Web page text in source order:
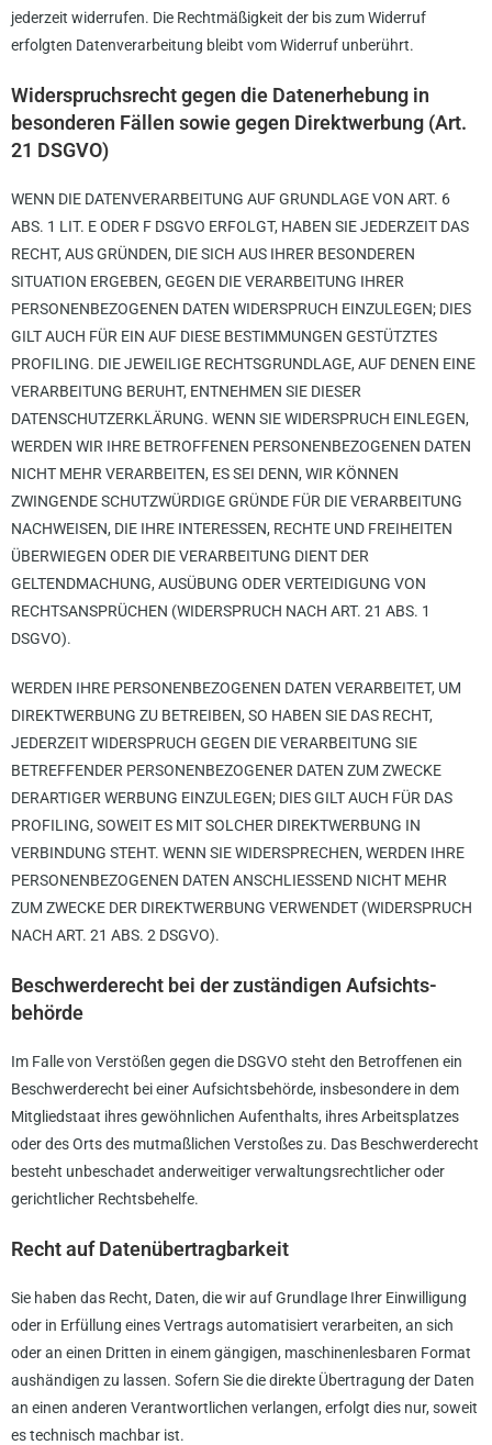
jederzeit widerrufen. Die Rechtmäßigkeit der bis zum Widerruf
erfolgten Datenverarbeitung bleibt vom Widerruf unberührt.
Widerspruchsrecht gegen die Datenerhebung in
besonderen Fällen sowie gegen Direktwerbung (Art.
21 DSGVO)
WENN DIE DATENVERARBEITUNG AUF GRUNDLAGE VON ART. 6
ABS. 1 LIT. E ODER F DSGVO ERFOLGT, HABEN SIE JEDERZEIT DAS
RECHT, AUS GRÜNDEN, DIE SICH AUS IHRER BESONDEREN
SITUATION ERGEBEN, GEGEN DIE VERARBEITUNG IHRER
PERSONENBEZOGENEN DATEN WIDERSPRUCH EINZULEGEN; DIES
GILT AUCH FÜR EIN AUF DIESE BESTIMMUNGEN GESTÜTZTES
PROFILING. DIE JEWEILIGE RECHTSGRUNDLAGE, AUF DENEN EINE
VERARBEITUNG BERUHT, ENTNEHMEN SIE DIESER
DATENSCHUTZERKLÄRUNG. WENN SIE WIDERSPRUCH EINLEGEN,
WERDEN WIR IHRE BETROFFENEN PERSONENBEZOGENEN DATEN
NICHT MEHR VERARBEITEN, ES SEI DENN, WIR KÖNNEN
ZWINGENDE SCHUTZWÜRDIGE GRÜNDE FÜR DIE VERARBEITUNG
NACHWEISEN, DIE IHRE INTERESSEN, RECHTE UND FREIHEITEN
ÜBERWIEGEN ODER DIE VERARBEITUNG DIENT DER
GELTENDMACHUNG, AUSÜBUNG ODER VERTEIDIGUNG VON
RECHTSANSPRÜCHEN (WIDERSPRUCH NACH ART. 21 ABS. 1
DSGVO).
WERDEN IHRE PERSONENBEZOGENEN DATEN VERARBEITET, UM
DIREKTWERBUNG ZU BETREIBEN, SO HABEN SIE DAS RECHT,
JEDERZEIT WIDERSPRUCH GEGEN DIE VERARBEITUNG SIE
BETREFFENDER PERSONENBEZOGENER DATEN ZUM ZWECKE
DERARTIGER WERBUNG EINZULEGEN; DIES GILT AUCH FÜR DAS
PROFILING, SOWEIT ES MIT SOLCHER DIREKTWERBUNG IN
VERBINDUNG STEHT. WENN SIE WIDERSPRECHEN, WERDEN IHRE
PERSONENBEZOGENEN DATEN ANSCHLIESSEND NICHT MEHR
ZUM ZWECKE DER DIREKTWERBUNG VERWENDET (WIDERSPRUCH
NACH ART. 21 ABS. 2 DSGVO).
Beschwerde­recht bei der zuständigen Aufsichts­
behörde
Im Falle von Verstößen gegen die DSGVO steht den Betroffenen ein
Beschwerderecht bei einer Aufsichtsbehörde, insbesondere in dem
Mitgliedstaat ihres gewöhnlichen Aufenthalts, ihres Arbeitsplatzes
oder des Orts des mutmaßlichen Verstoßes zu. Das Beschwerderecht
besteht unbeschadet anderweitiger verwaltungsrechtlicher oder
gerichtlicher Rechtsbehelfe.
Recht auf Daten­übertrag­barkeit
Sie haben das Recht, Daten, die wir auf Grundlage Ihrer Einwilligung
oder in Erfüllung eines Vertrags automatisiert verarbeiten, an sich
oder an einen Dritten in einem gängigen, maschinenlesbaren Format
aushändigen zu lassen. Sofern Sie die direkte Übertragung der Daten
an einen anderen Verantwortlichen verlangen, erfolgt dies nur, soweit
es technisch machbar ist.